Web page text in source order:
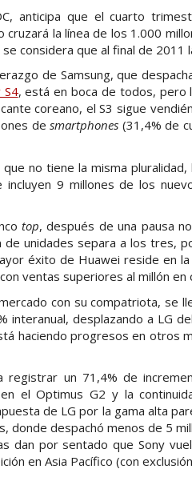
anticipa que el cuarto
la línea de los 1.000
considera que al final de 2011
de Samsung, que
S4, está en boca de todos, pero
coreano, el S3 sigue
desmartphones (31,4% de
no tiene la misma
incluyen 9 millones de los
top, después de una pausa
de unidades separa a los tres,
éxito de Huawei reside en
ventas superiores al millón
con su compatriota, se
interanual, desplazando a LG
haciendo progresos en otros
registrar un 71,4% de
el Optimus G2 y la
de LG por la gama alta
donde despachó menos de 5
dan por sentado que Sony
en Asia Pacífico (con